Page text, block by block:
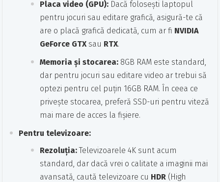
Placa video (GPU): Dacă folosești laptopul
pentru jocuri sau editare grafică, asigură-te că
are o placă grafică dedicată, cum ar fi NVIDIA
GeForce GTXsau RTX.
Memoria și stocarea: 8GB RAM este standard,
dar pentru jocuri sau editare video ar trebui să
optezi pentru cel puțin 16GB RAM. În ceea ce
privește stocarea, preferă SSD-uri pentru viteză
mai mare de acces la fișiere.
Pentru televizoare:
Rezoluția:Televizoarele 4K sunt acum
standard, dar dacă vrei o calitate a imaginii mai
avansată, caută televizoare cu HDR (High